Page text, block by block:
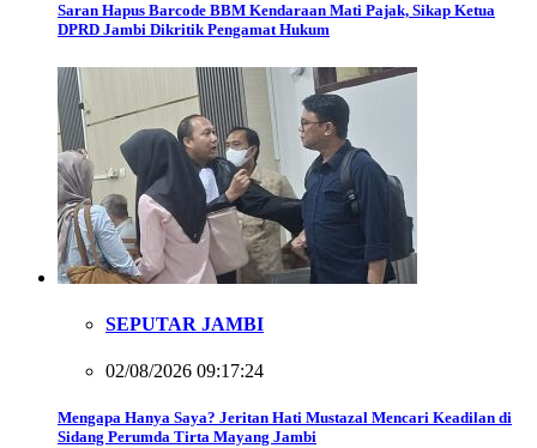
Saran Hapus Barcode BBM Kendaraan Mati Pajak, Sikap Ketua
DPRD Jambi Dikritik Pengamat Hukum
SEPUTAR JAMBI
02/08/2026 09:17:24
Mengapa Hanya Saya? Jeritan Hati Mustazal Mencari Keadilan di
Sidang Perumda Tirta Mayang Jambi